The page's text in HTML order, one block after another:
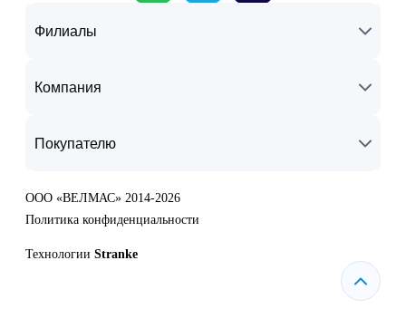
Филиалы
Компания
Покупателю
ООО «ВЕЛМАС» 2014-2026
Политика конфиденциальности
Технологии Stranke